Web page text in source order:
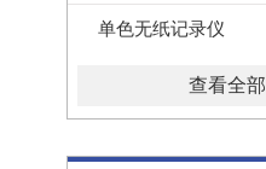
单色无纸记录仪
查看全部